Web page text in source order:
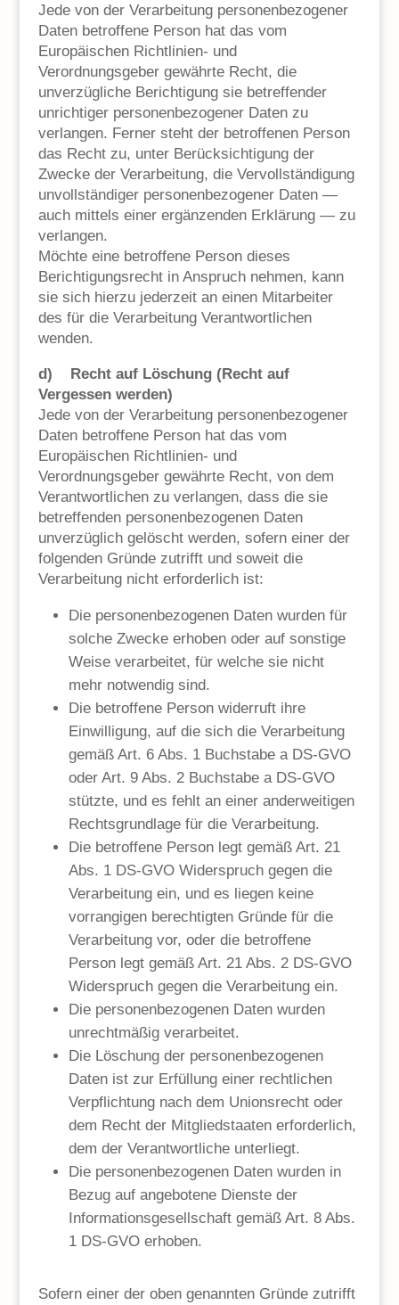
Jede von der Verarbeitung personenbezogener
Daten betroffene Person hat das vom
Europäischen Richtlinien- und
Verordnungsgeber gewährte Recht, die
unverzügliche Berichtigung sie betreffender
unrichtiger personenbezogener Daten zu
verlangen. Ferner steht der betroffenen Person
das Recht zu, unter Berücksichtigung der
Zwecke der Verarbeitung, die Vervollständigung
unvollständiger personenbezogener Daten —
auch mittels einer ergänzenden Erklärung — zu
verlangen.
Möchte eine betroffene Person dieses
Berichtigungsrecht in Anspruch nehmen, kann
sie sich hierzu jederzeit an einen Mitarbeiter
des für die Verarbeitung Verantwortlichen
wenden.
d) Recht auf Löschung (Recht auf
Vergessen werden)
Jede von der Verarbeitung personenbezogener
Daten betroffene Person hat das vom
Europäischen Richtlinien- und
Verordnungsgeber gewährte Recht, von dem
Verantwortlichen zu verlangen, dass die sie
betreffenden personenbezogenen Daten
unverzüglich gelöscht werden, sofern einer der
folgenden Gründe zutrifft und soweit die
Verarbeitung nicht erforderlich ist:
Die personenbezogenen Daten wurden für
solche Zwecke erhoben oder auf sonstige
Weise verarbeitet, für welche sie nicht
mehr notwendig sind.
Die betroffene Person widerruft ihre
Einwilligung, auf die sich die Verarbeitung
gemäß Art. 6 Abs. 1 Buchstabe a DS-GVO
oder Art. 9 Abs. 2 Buchstabe a DS-GVO
stützte, und es fehlt an einer anderweitigen
Rechtsgrundlage für die Verarbeitung.
Die betroffene Person legt gemäß Art. 21
Abs. 1 DS-GVO Widerspruch gegen die
Verarbeitung ein, und es liegen keine
vorrangigen berechtigten Gründe für die
Verarbeitung vor, oder die betroffene
Person legt gemäß Art. 21 Abs. 2 DS-GVO
Widerspruch gegen die Verarbeitung ein.
Die personenbezogenen Daten wurden
unrechtmäßig verarbeitet.
Die Löschung der personenbezogenen
Daten ist zur Erfüllung einer rechtlichen
Verpflichtung nach dem Unionsrecht oder
dem Recht der Mitgliedstaaten erforderlich,
dem der Verantwortliche unterliegt.
Die personenbezogenen Daten wurden in
Bezug auf angebotene Dienste der
Informationsgesellschaft gemäß Art. 8 Abs.
1 DS-GVO erhoben.
Sofern einer der oben genannten Gründe zutrifft